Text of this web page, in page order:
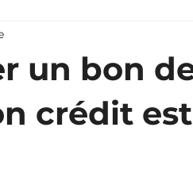
Humour
un bon
crédit